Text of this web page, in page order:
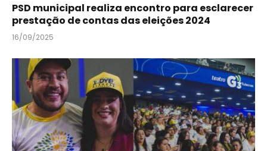
PSD municipal realiza encontro para esclarecer
prestação de contas das eleições 2024
16/09/2025